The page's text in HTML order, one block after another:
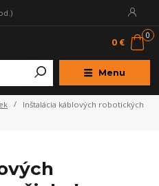
Menu
0
0 €
Inštalácia káblových robotických